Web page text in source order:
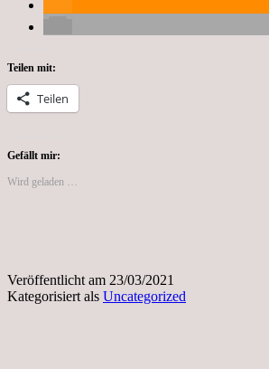
Teilen mit:
Teilen
Gefällt mir:
Wird geladen …
Veröffentlicht am 23/03/2021
Kategorisiert als Uncategorized